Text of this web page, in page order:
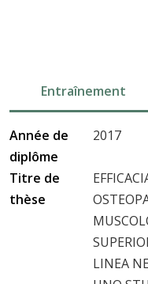
Entraînement
Année de
diplôme
2017
Titre de
thèse
LINEA